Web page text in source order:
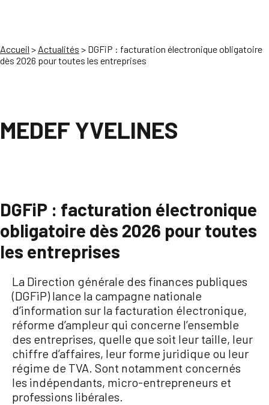
Accueil > Actualités > DGFiP : facturation électronique obligatoire
dès 2026 pour toutes les entreprises
MEDEF YVELINES
DGFiP : facturation électronique
obligatoire dès 2026 pour toutes
les entreprises
La Direction générale des finances publiques
(DGFiP) lance la campagne nationale
d’information sur la facturation électronique,
réforme d’ampleur qui concerne l’ensemble
des entreprises, quelle que soit leur taille, leur
chiffre d’affaires, leur forme juridique ou leur
régime de TVA. Sont notamment concernés
les indépendants, micro-entrepreneurs et
professions libérales.